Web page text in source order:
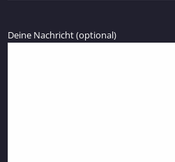
Deine Nachricht (optional)